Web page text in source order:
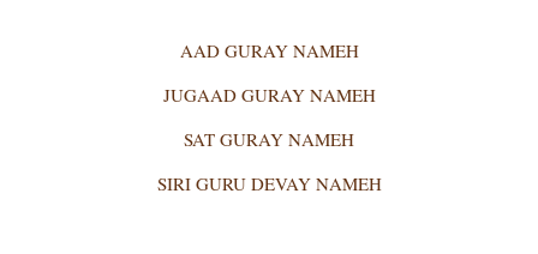
AAD GURAY NAMEH
JUGAAD GURAY NAMEH
SAT GURAY NAMEH
SIRI GURU DEVAY NAMEH